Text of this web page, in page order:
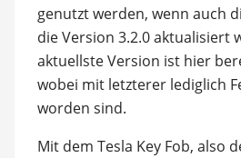
genutzt werden, wenn auch
die Version 3.2.0 aktualisiert
aktuellste Version ist hier
wobei mit letzterer lediglich
worden sind.
Mit dem Tesla Key Fob, also